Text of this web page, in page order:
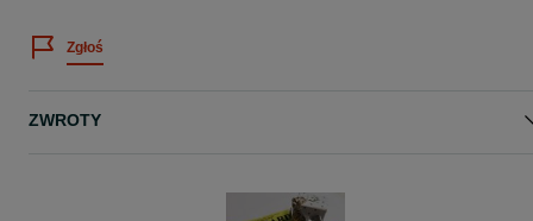
Zgłoś
ZWROTY